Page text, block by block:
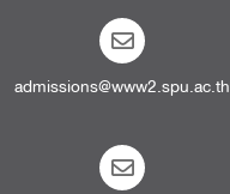
admissions@www2.spu.ac.th